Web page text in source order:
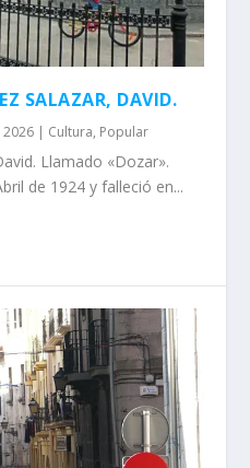
SALAZAR, DAVID.
2026 | Cultura, Popular
Llamado «Dozar».
de 1924 y falleció en...